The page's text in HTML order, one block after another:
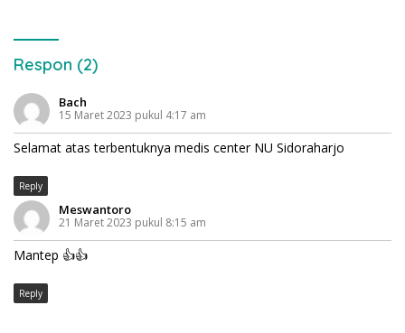
Respon (2)
Bach
15 Maret 2023 pukul 4:17 am
Selamat atas terbentuknya medis center NU Sidoraharjo
Reply
Meswantoro
21 Maret 2023 pukul 8:15 am
Mantep 👍👍
Reply